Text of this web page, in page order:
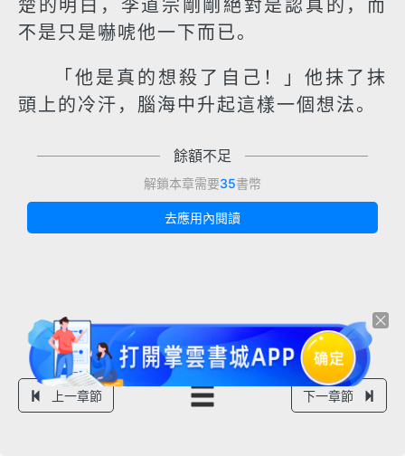
楚的明白，李道宗剛剛絕對是認真的，而
不是只是嚇唬他一下而已。
「他是真的想殺了自己！」他抹了抹
頭上的冷汗，腦海中升起這樣一個想法。
餘額不足
解鎖本章需要35書幣
去應用內閱讀
上一章節 下一章節